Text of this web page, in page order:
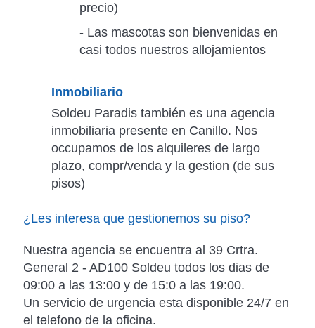
precio)
- Las mascotas son bienvenidas en
casi todos nuestros allojamientos
Inmobiliario
Soldeu Paradis también es una agencia
inmobiliaria presente en Canillo. Nos
occupamos de los alquileres de largo
plazo, compr/venda y la gestion (de sus
pisos)
¿Les interesa que gestionemos su piso?
Nuestra agencia se encuentra al 39 Crtra.
General 2 - AD100 Soldeu todos los dias de
09:00 a las 13:00 y de 15:0 a las 19:00.
Un servicio de urgencia esta disponible 24/7 en
el telefono de la oficina.